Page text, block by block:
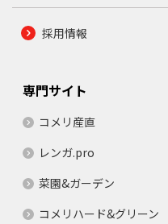
採用情報
専門サイト
コメリ産直
レンガ.pro
菜園&ガーデン
コメリハード&グリーン